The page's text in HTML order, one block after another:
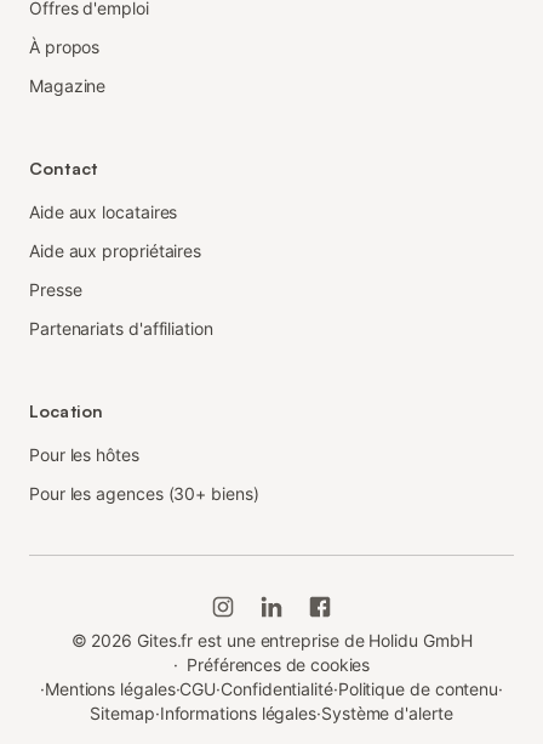
Offres d'emploi
À propos
Magazine
Contact
Aide aux locataires
Aide aux propriétaires
Presse
Partenariats d'affiliation
Location
Pour les hôtes
Pour les agences (30+ biens)
© 2026 Gites.fr est une entreprise de Holidu GmbH
· Préférences de cookies
·Mentions légales·CGU·Confidentialité·Politique de contenu·
Sitemap·Informations légales·Système d'alerte